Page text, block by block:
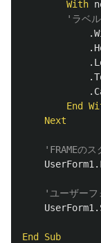
With
'ラベ
.
.
.
.
.
End
Next
'FRAMEの
UserForm1 .
'ユーザーフ
UserForm1 .
End Sub